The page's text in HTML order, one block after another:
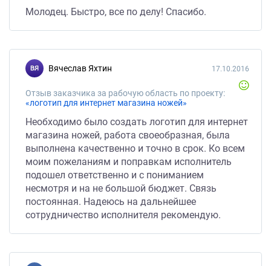
Молодец. Быстро, все по делу! Спасибо.
Вячеслав Яхтин
Отзыв заказчика за рабочую область по проекту:
«логотип для интернет магазина ножей»
17.10.2016
Необходимо было создать логотип для интернет
магазина ножей, работа своеобразная, была
выполнена качественно и точно в срок. Ко всем
моим пожеланиям и поправкам исполнитель
подошел ответственно и с пониманием
несмотря и на не большой бюджет. Связь
постоянная. Надеюсь на дальнейшее
сотрудничество исполнителя рекомендую.